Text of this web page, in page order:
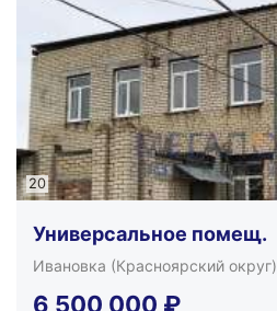
20
Универсальное помещ.
Ивановка (Красноярский округ)
6 500 000 ₽